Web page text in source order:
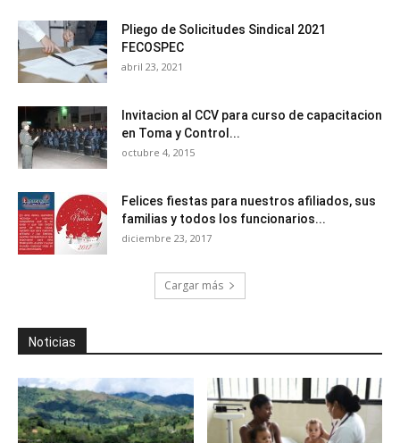
Pliego de Solicitudes Sindical 2021
FECOSPEC
abril 23, 2021
Invitacion al CCV para curso de capacitacion
en Toma y Control...
octubre 4, 2015
Felices fiestas para nuestros afiliados, sus
familias y todos los funcionarios...
diciembre 23, 2017
Cargar más
Noticias